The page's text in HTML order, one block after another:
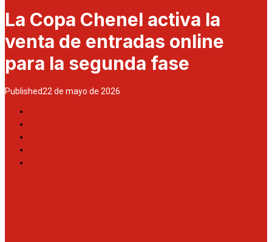
La Copa Chenel activa la
venta de entradas online
para la segunda fase
Published22 de mayo de 2026